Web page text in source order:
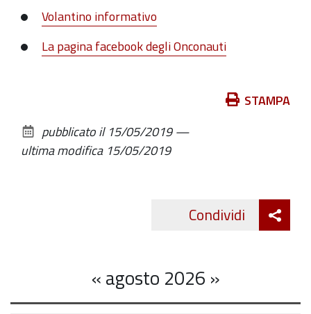
15T20:20:00+02:00
Presentazione
Volantino informativo
La pagina facebook degli Onconauti
documento
STAMPA
pubblicato il 15/05/2019—
ultima modifica 15/05/2019
Condividi
«agosto 2026 »